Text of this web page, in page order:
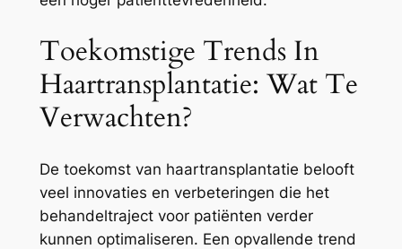
Toekomstige Trends In
Haartransplantatie: Wat Te
Verwachten?
De toekomst van haartransplantatie belooft
veel innovaties en verbeteringen die het
behandeltraject voor patiënten verder
kunnen optimaliseren. Een opvallende trend